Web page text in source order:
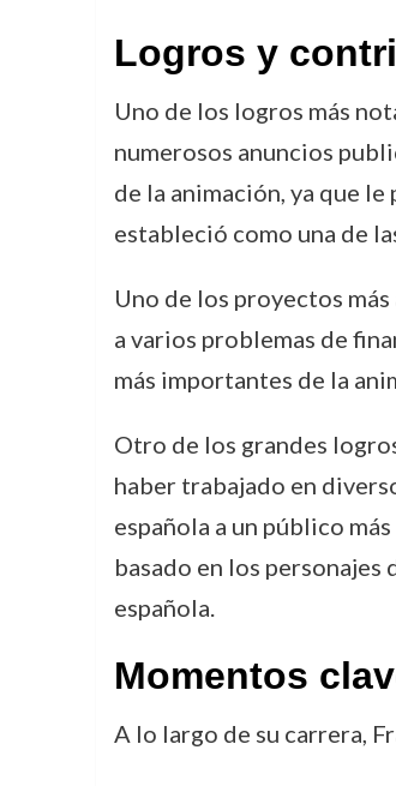
Logros y
Uno de los logros más
numerosos anuncios
de la animación, ya que
estableció como una de
Uno de los proyectos
a varios problemas de
más importantes de la
Otro de los grandes
haber trabajado en
española a un público
basado en los personajes
española.
Momentos
A lo largo de su carrera,